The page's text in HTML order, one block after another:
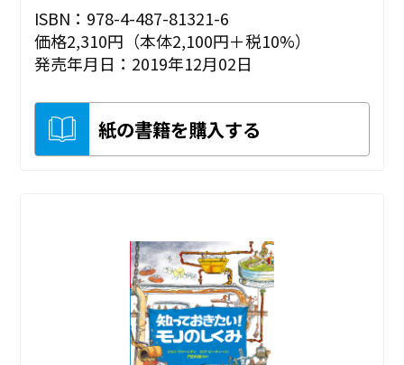
ISBN：978-4-487-81321-6
価格2,310円（本体2,100円＋税10%）
発売年月日：2019年12月02日
紙の書籍を購入する